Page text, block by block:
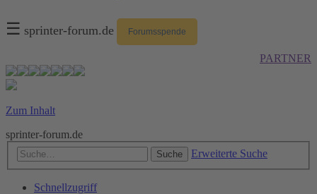
☰ sprinter-forum.de Forumsspende
PARTNER
Zum Inhalt
sprinter-forum.de
Suche Erweiterte Suche
Schnellzugriff